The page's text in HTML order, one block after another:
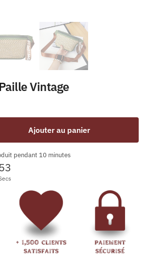
Vintage
Ajouter au panier
pendant 10 minutes
53